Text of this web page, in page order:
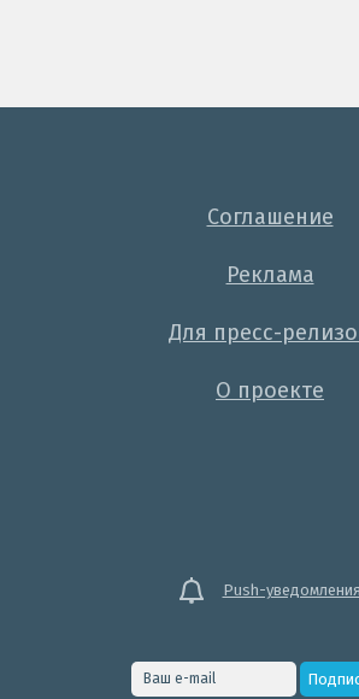
Соглашение
Реклама
Для пресс-
О проекте
Push-уведомления